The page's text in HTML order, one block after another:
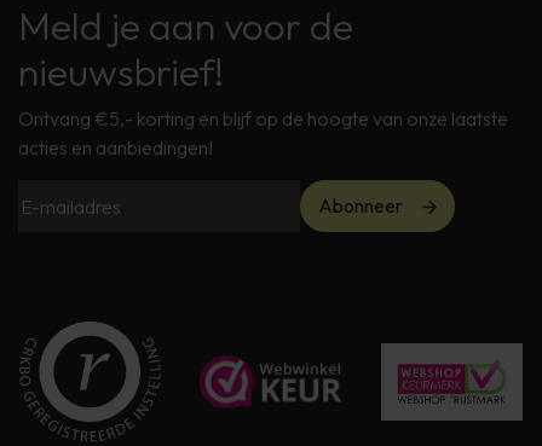
Meld je aan voor de
nieuwsbrief!
Ontvang €5,- korting en blijf op de hoogte van onze laatste
acties en aanbiedingen!
Abonneer